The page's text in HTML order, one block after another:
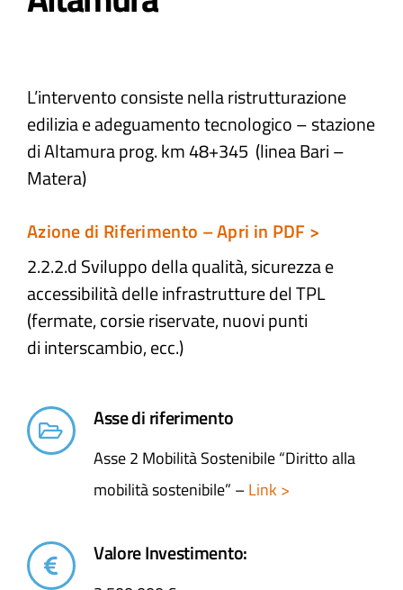
Comuni
Notizie
Progetti
L’intervento consiste nella ristrutturazione
edilizia e adeguamento tecnologico – stazione
di Altamura prog. km 48+345 (linea Bari –
Matera)
Azione di Riferimento – Apri in PDF >
2.2.2.d Sviluppo della qualità, sicurezza e
accessibilità delle infrastrutture del TPL
(fermate, corsie riservate, nuovi punti
di interscambio, ecc.)​
Asse di riferimento
Asse 2 Mobilità Sostenibile “Diritto alla
mobilità sostenibile” –Link >
Valore Investimento: